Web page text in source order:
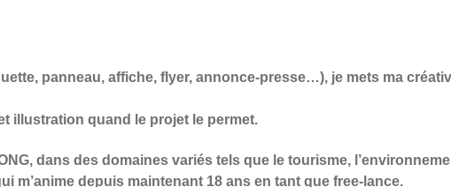
panneau, affiche, flyer, annonce-presse…), je mets ma
illustration quand le projet le permet.
dans des domaines variés tels que le tourisme,
m’anime depuis maintenant 18 ans en tant que free-lance.